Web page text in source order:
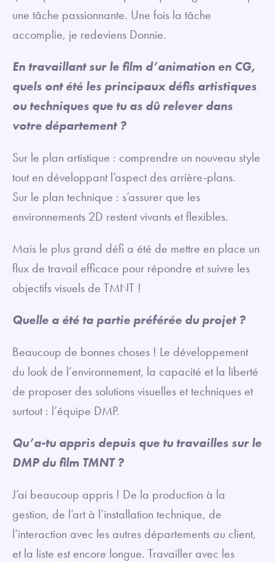
une tâche passionnante. Une fois la tâche
accomplie, je redeviens Donnie.
En travaillant sur le film d’animation en CG,
quels ont été les principaux défis artistiques
ou techniques que tu as dû relever dans
votre département ?
Sur le plan artistique : comprendre un nouveau style
tout en développant l’aspect des arrière-plans.
Sur le plan technique : s’assurer que les
environnements 2D restent vivants et flexibles.
Mais le plus grand défi a été de mettre en place un
flux de travail efficace pour répondre et suivre les
objectifs visuels de TMNT !
Quelle a été ta partie préférée du projet ?
Beaucoup de bonnes choses ! Le développement
du look de l’environnement, la capacité et la liberté
de proposer des solutions visuelles et techniques et
surtout : l’équipe DMP.
Qu’a-tu appris depuis que tu travailles sur le
DMP du film TMNT ?
J’ai beaucoup appris ! De la production à la
gestion, de l’art à l’installation technique, de
l’interaction avec les autres départements au client,
et la liste est encore longue. Travailler avec les